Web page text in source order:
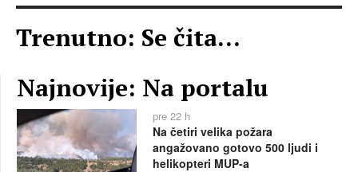
Trenutno: Se čita...
Najnovije: Na portalu
pre 22 h
Na četiri velika požara
angažovano gotovo 500 ljudi i
helikopteri MUP-a